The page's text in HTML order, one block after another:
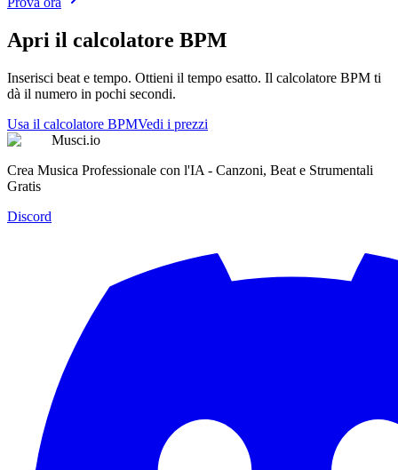
Apri il calcolatore BPM
Inserisci beat e tempo. Ottieni il tempo esatto. Il calcolatore BPM ti
dà il numero in pochi secondi.
Usa il calcolatore BPMVedi i prezzi
Musci.io
Crea Musica Professionale con l'IA - Canzoni, Beat e Strumentali
Gratis
Discord